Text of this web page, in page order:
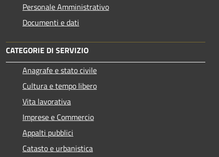
Personale Amministrativo
Documenti e dati
CATEGORIE DI SERVIZIO
Anagrafe e stato civile
Cultura e tempo libero
Vita lavorativa
Imprese e Commercio
Appalti pubblici
Catasto e urbanistica